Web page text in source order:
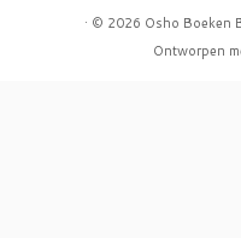
· © 2026 Osho Boeken
Ontworpen